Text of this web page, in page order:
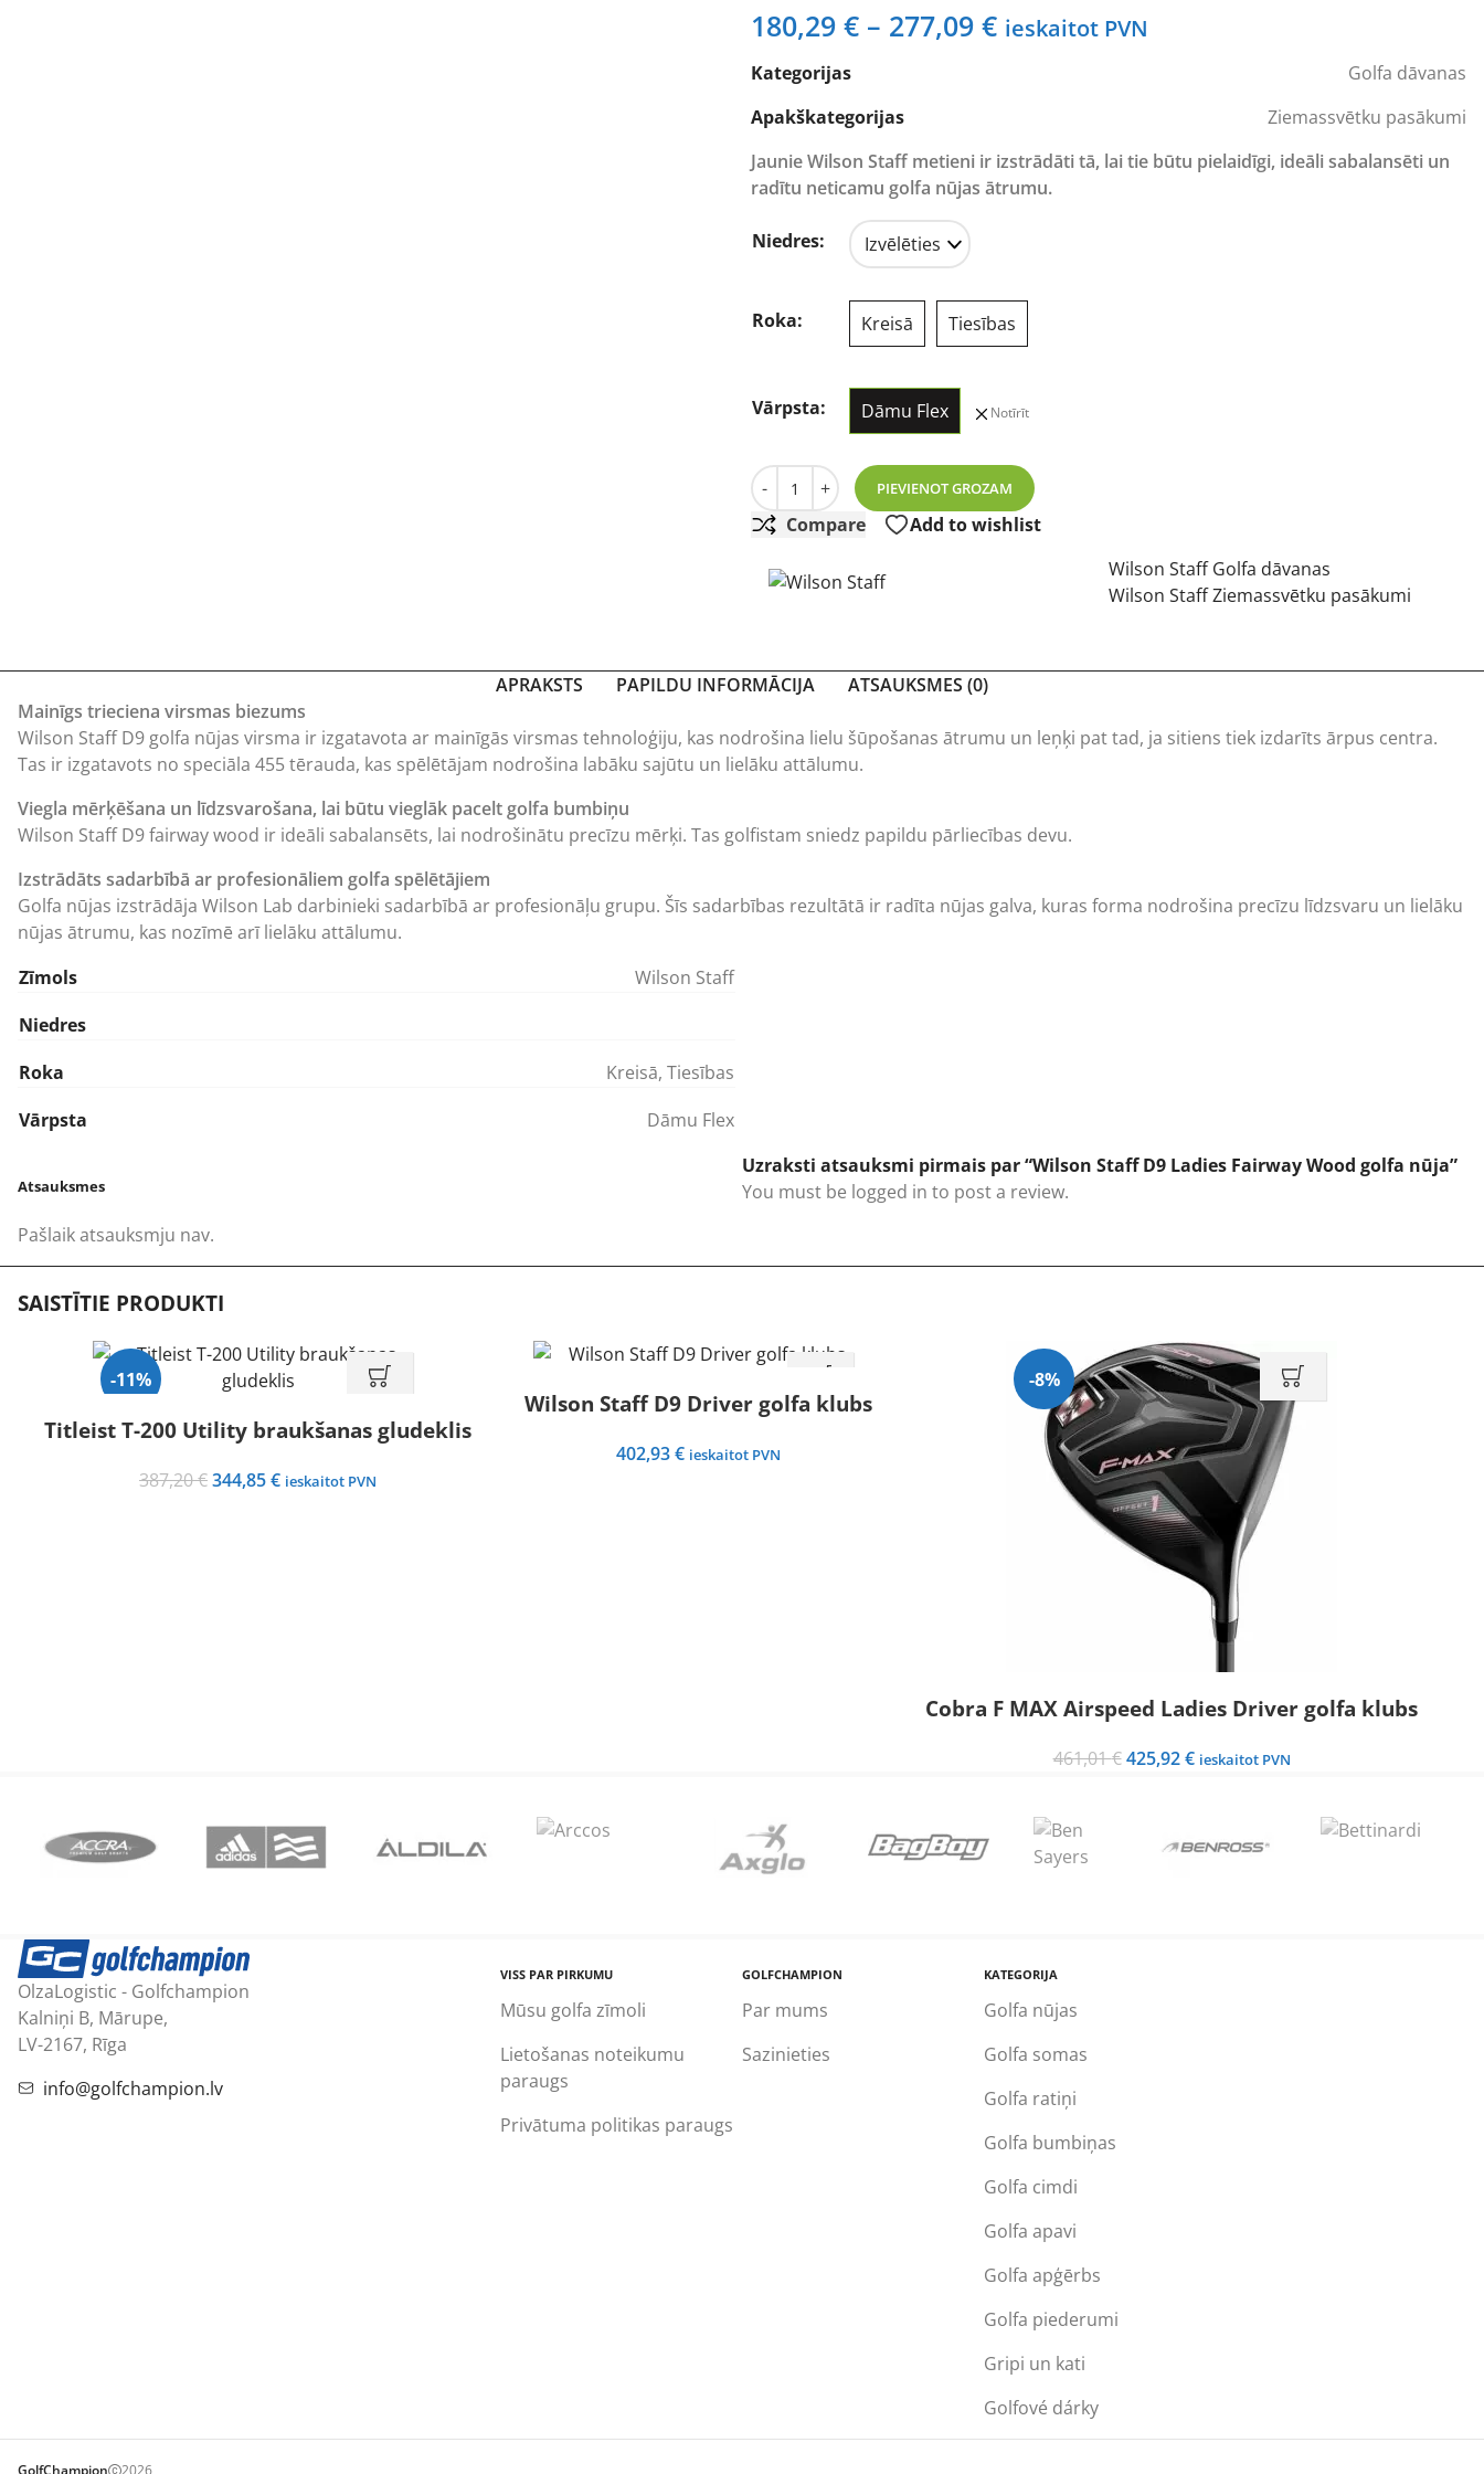
180,29 € – 277,09 €Price
277,09 €
ieskaitot PVN
Kategorijas
Golfa dāvanas
Apakškategorijas
Ziemassvētku pasākumi
Jaunie Wilson Staff metieni ir izstrādāti tā, lai tie būtu pielaidīgi, ideāli sabalansēti un
radītu neticamu golfa nūjas ātrumu.
Niedres:
Roka: Kreisā Tiesības
Vārpsta: Dāmu Flex Notīrīt
-
Wilson Staff D9 Ladies Fairway Wood golfa nūja daudzums
+ PIEVIENOT GROZAM
Compare
Add to wishlist
Wilson Staff Golfa dāvanas
Wilson Staff Ziemassvētku pasākumi
APRAKSTS PAPILDU INFORMĀCIJA
ATSAUKSMES (0)
Mainīgs trieciena virsmas biezums
Wilson Staff D9 golfa nūjas virsma ir izgatavota ar mainīgās virsmas tehnoloģiju, kas nodrošina lielu šūpošanas ātrumu un leņķi pat tad, ja sitiens tiek izdarīts ārpus centra.
Tas ir izgatavots no speciāla 455 tērauda, kas spēlētājam nodrošina labāku sajūtu un lielāku attālumu.
Viegla mērķēšana un līdzsvarošana, lai būtu vieglāk pacelt golfa bumbiņu
Wilson Staff D9 fairway wood ir ideāli sabalansēts, lai nodrošinātu precīzu mērķi. Tas golfistam sniedz papildu pārliecības devu.
Izstrādāts sadarbībā ar profesionāliem golfa spēlētājiem
Golfa nūjas izstrādāja Wilson Lab darbinieki sadarbībā ar profesionāļu grupu. Šīs sadarbības rezultātā ir radīta nūjas galva, kuras forma nodrošina precīzu līdzsvaru un lielāku
nūjas ātrumu, kas nozīmē arī lielāku attālumu.
Zīmols
Wilson Staff
Niedres
Roka
Kreisā, Tiesības
Vārpsta
Dāmu Flex
Atsauksmes
Pašlaik atsauksmju nav.
Uzraksti atsauksmi pirmais par “Wilson Staff D9 Ladies Fairway Wood golfa nūja”
You must be logged in to post a review.
SAISTĪTIE PRODUKTI
-11%
Titleist T-200 Utility braukšanas gludeklis
387,20€Original
344,85€Current
ieskaitot PVN
Wilson Staff D9 Driver golfa klubs
402,93€ ieskaitot PVN
-8%
Cobra F MAX Airspeed Ladies Driver golfa klubs
461,01€ Original
461,01 €.
425,92€Current
425,92 €.
ieskaitot PVN
OlzaLogistic - Golfchampion
Kalniņi B, Mārupe,
LV-2167, Rīga
info@golfchampion.lv
VISS PAR PIRKUMU
Mūsu golfa zīmoli
Lietošanas noteikumu
paraugs
Privātuma politikas paraugs
GOLFCHAMPION
Par mums
Sazinieties
KATEGORIJA
Golfa nūjas
Golfa somas
Golfa ratiņi
Golfa bumbiņas
Golfa cimdi
Golfa apavi
Golfa apģērbs
Golfa piederumi
Gripi un kati
Golfové dárky